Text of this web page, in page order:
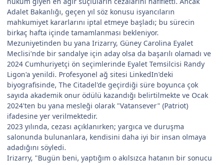
Adalet Bakanlığı, geçen yıl söz konusu isyancıların
mahkumiyet kararlarını iptal etmeye başladı; bu sürecin
birkaç hafta içinde tamamlanması bekleniyor.
Mezuniyetinden bu yana Irizarry, Güney Carolina Eyalet
Meclisi'nde bir sandalye için aday olsa da başarılı olamadı ve
2024 Cumhuriyetçi ön seçimlerinde Eyalet Temsilcisi Randy
Ligon'a yenildi. Profesyonel ağ sitesi LinkedIn'deki
biyografisinde, The Citadel'de geçirdiği süre boyunca çok
sayıda akademik onur ödülü kazandığı belirtilmekte ve Ocak
2024'ten bu yana mesleği olarak "Vatansever" (Patriot)
ifadesine yer verilmektedir.
2023 yılında, cezası açıklanırken; yargıca ve duruşma
salonunda bulunanlara, kendisini daha iyi bir insan olmaya
adadığını söyledi.
Irizarry, "Bugün beni, yaptığım o akılsızca hatanın bir sonucu